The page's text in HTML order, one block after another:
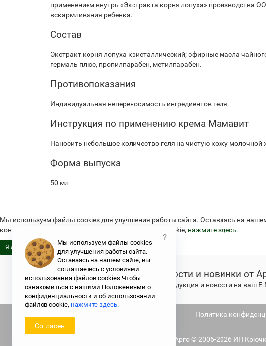
применением внутрь «Экстракта корня лопуха» производства
вскармливания ребенка.
Состав
Экстракт корня лопуха кристаллический; эфирные масла
гермаль плюс, пропилпарабен, метилпарабен.
Противопоказания
Индивидуальная непереносимость ингредиентов геля.
Инструкция по применению крема Мамавит
Наносить небольшое количество геля на чистую кожу
Форма выпуска
50 мл
Мы используем файлы cookies для улучшения работы сайта. Оставаясь на
конфиденциальности и об использовании файлов cookie, нажмите здесь.
Я согласен
Новости и новинки от
Свежая продукция и новости на ваш E-
Политика
Argo.su - интернет-магазин отделения Арго © 2006-2026 ИП
Мы используем файлы cookies
для улучшения работы сайта.
Оставаясь на нашем сайте, вы
соглашаетесь с условиями
использования файлов cookies.Чтобы
ознакомиться с нашими Положениями о
конфиденциальности и об использовании
файлов cookie, нажмите здесь.
Согласен
?